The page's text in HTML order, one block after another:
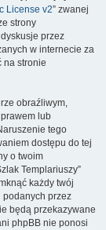
License v2” zwanej
strony
przez
w internecie za
na stronie
obraźliwym,
lub
tego
dostępu do tej
o twoim
Templariuszy”
każdy twój
podanych przez
będą przekazywane
phpBB nie ponosi